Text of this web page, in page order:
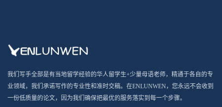
我们写手全部是有当地留学经验的华人留学生+少量母语老师，精通于各自的专
业领域，我们承诺写作的专业性和准时交稿。在ENLUNWEN，您永远不会收到
一份低质量的论文，因为我们确保把最优的服务落实到每一个步骤。